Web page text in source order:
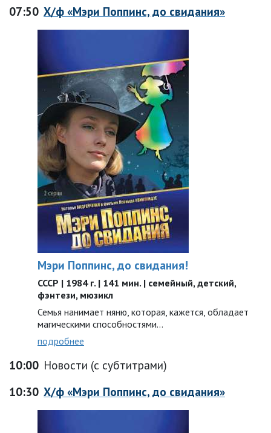
07:50 Х/ф «Мэри Поппинс, до свидания»
Мэри Поппинс, до свидания!
СССР | 1984 г. | 141 мин. | семейный, детский,
фэнтези, мюзикл
Семья нанимает няню, которая, кажется, обладает
магическими способностями…
подробнее
10:00 Новости (с субтитрами)
10:30 Х/ф «Мэри Поппинс, до свидания»